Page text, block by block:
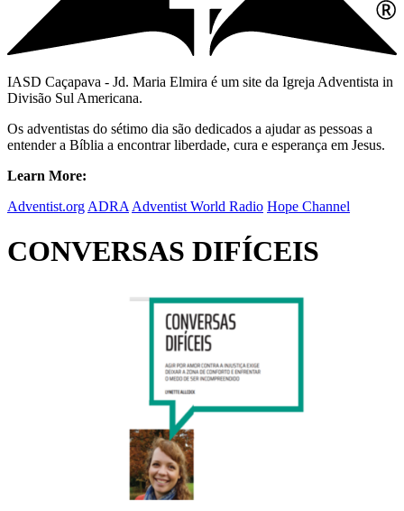
IASD Caçapava - Jd. Maria Elmira é um site da Igreja Adventista in
Divisão Sul Americana.
Os adventistas do sétimo dia são dedicados a ajudar as pessoas a
entender a Bíblia a encontrar liberdade, cura e esperança em Jesus.
Learn More:
Adventist.org ADRA Adventist World Radio Hope Channel
CONVERSAS DIFÍCEIS